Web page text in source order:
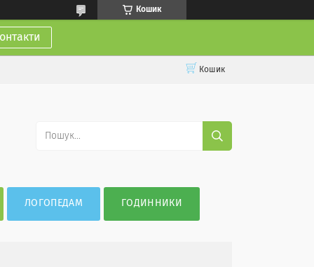
Кошик
Кошик
ЛОГОПЕДАМ ГОДИННИКИ